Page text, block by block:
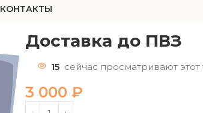
КОНТАКТЫ
Доставка до ПВЗ
15 сейчас просматривают этот
3 000₽